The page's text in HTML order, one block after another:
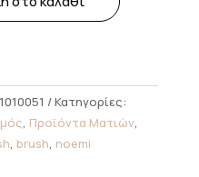
Κατηγορίες:
, Προϊόντα Ματιών,
, brush, noemi